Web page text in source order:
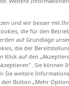
und wir besser mit
die für den
auf Grundlage
die der
Klick auf den
Sie können
Sie weitere
Button „Mehr